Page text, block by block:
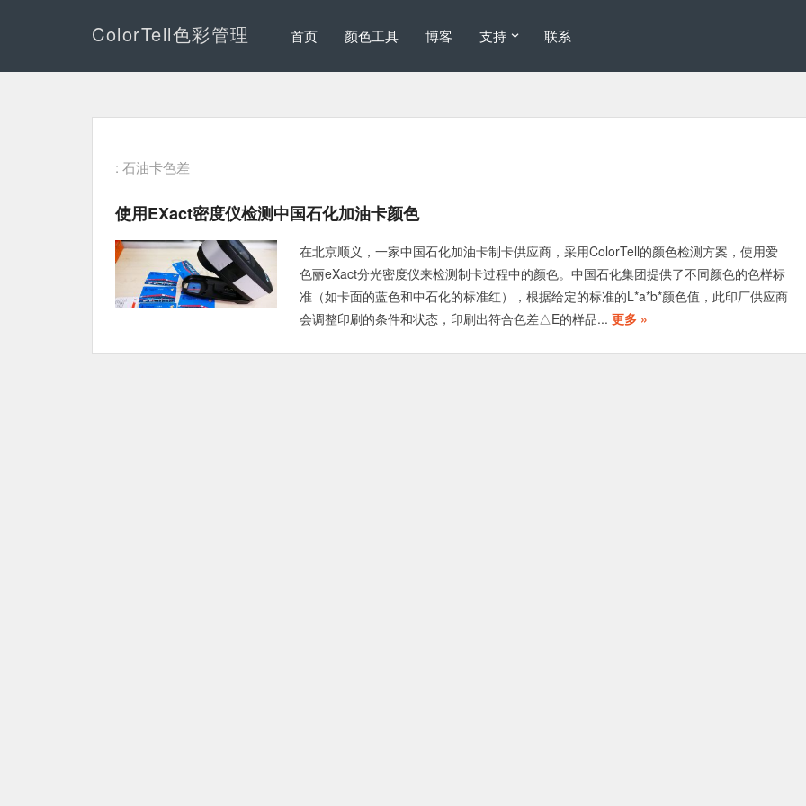
ColorTell色彩管理 首页 颜色工具 博客 支持 联系
: 石油卡色差
使用eXact密度仪检测中国石化加油卡颜色
在北京顺义，一家中国石化加油卡制卡供应商，采用ColorTell的颜色检测方案，使用爱
色丽eXact分光密度仪来检测制卡过程中的颜色。中国石化集团提供了不同颜色的色样标
准（如卡面的蓝色和中石化的标准红），根据给定的标准的L*a*b*颜色值，此印厂供应商
会调整印刷的条件和状态，印刷出符合色差△E的样品... 更多 »